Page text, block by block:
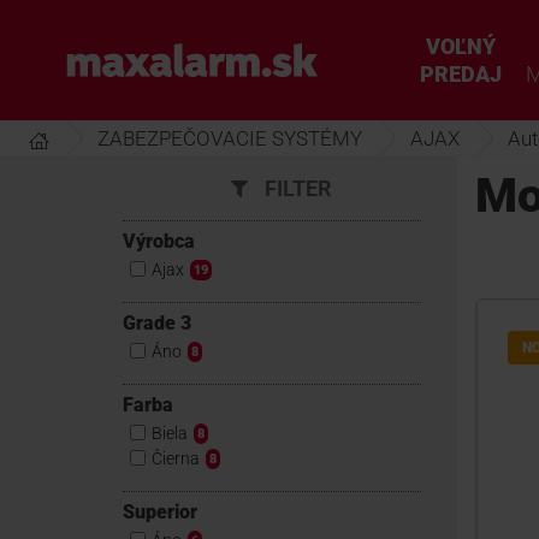
hlavnému
www.maxalarm.sk
VOĽNÝ
PREDAJ
ZABEZPEČOVACIE SYSTÉMY AJAX
FILTER
Výrobca
Ajax 19
Grade 3
Áno 8
Farba
Biela 8
Čierna 8
Superior